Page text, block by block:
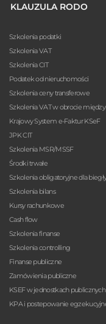
KLAUZULA RODO
Szkolenia podatki
Szkolenia VAT
Szkolenia CIT
Podatek od nieruchomości
Szkolenia ceny transferowe
Szkolenia VAT w obrocie
Krajowy System e-Faktur KSeF
JPK CIT
Szkolenia MSR/MSSF
Środki trwałe
Szkolenia obligatoryjne dla
Szkolenia bilans
Kursy rachunkowe
Cash flow
Szkolenia finanse
Szkolenia controlling
Finanse publiczne
Zamówienia publiczne
KSEF w jednostkach publicznych
KPA i postepowanie